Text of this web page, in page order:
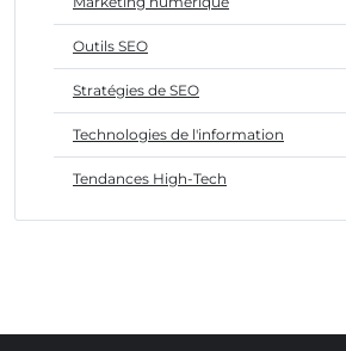
Outils SEO
Stratégies de SEO
Technologies de l'information
Tendances High-Tech